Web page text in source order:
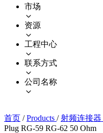
市场
资源
工程中心
联系方式
公司名称
首页 / Products / 射频连接器
Plug RG-59 RG-62 50 Ohm